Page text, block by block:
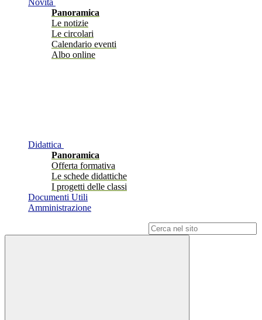
Novità
Panoramica
Le notizie
Le circolari
Calendario eventi
Albo online
Didattica
Panoramica
Offerta formativa
Le schede didattiche
I progetti delle classi
Documenti Utili
Amministrazione